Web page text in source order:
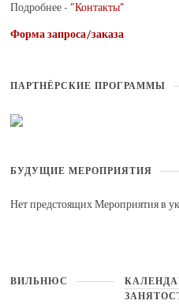
Подробнее - "Контакты"
Форма запроса/заказа
ПАРТНЁРСКИЕ ПРОГРАММЫ
БУДУЩИЕ МЕРОПРИЯТИЯ
Нет предстоящих Мероприятия в
ВИЛЬНЮС